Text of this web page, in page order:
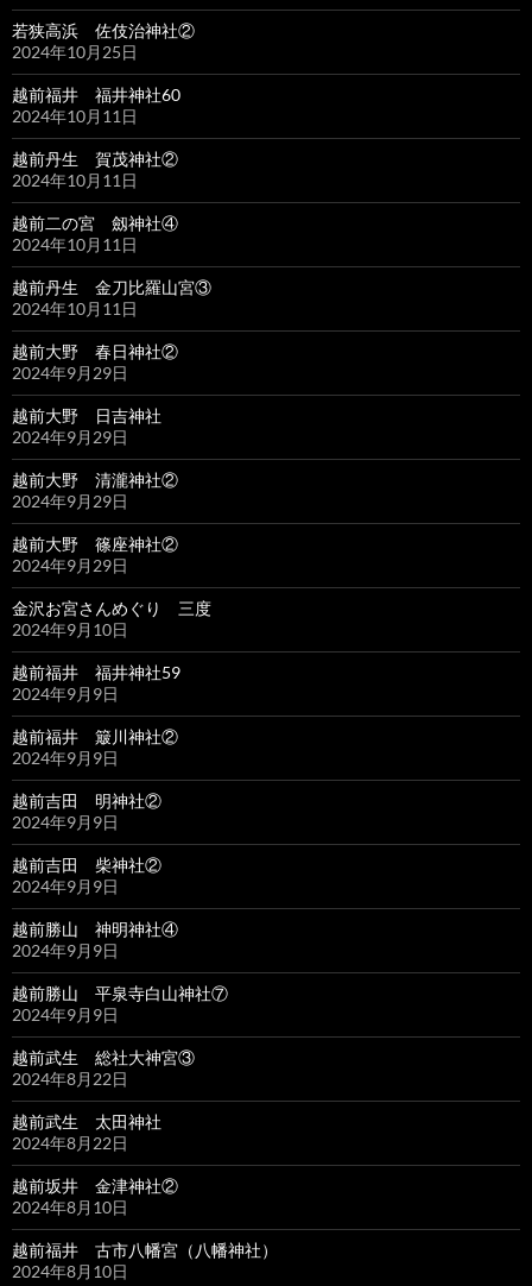
若狭高浜 佐伎治神社②
2024年10月25日
越前福井 福井神社60
2024年10月11日
越前丹生 賀茂神社②
2024年10月11日
越前二の宮 劔神社④
2024年10月11日
越前丹生 金刀比羅山宮③
2024年10月11日
越前大野 春日神社②
2024年9月29日
越前大野 日吉神社
2024年9月29日
越前大野 清瀧神社②
2024年9月29日
越前大野 篠座神社②
2024年9月29日
金沢お宮さんめぐり 三度
2024年9月10日
越前福井 福井神社59
2024年9月9日
越前福井 簸川神社②
2024年9月9日
越前吉田 明神社②
2024年9月9日
越前吉田 柴神社②
2024年9月9日
越前勝山 神明神社④
2024年9月9日
越前勝山 平泉寺白山神社⑦
2024年9月9日
越前武生 総社大神宮③
2024年8月22日
越前武生 太田神社
2024年8月22日
越前坂井 金津神社②
2024年8月10日
越前福井 古市八幡宮（八幡神社）
2024年8月10日